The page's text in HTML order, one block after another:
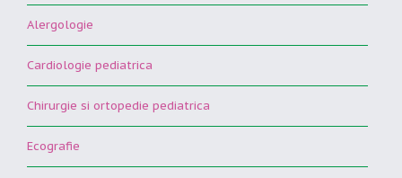
Alergologie
Cardiologie pediatrica
Chirurgie si ortopedie pediatrica
Ecografie